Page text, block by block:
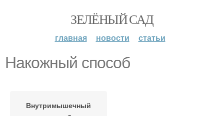
ЗЕЛЁНЫЙ САД
главная новости статьи
Накожный способ
Внутримышечный